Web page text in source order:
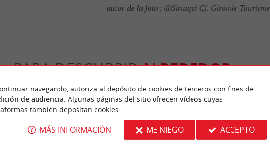
autor de la foto : @Sirtaqui Cf. Gironde Tourisme
PARA DESCUBRIRALREDEDOR
Alojamiento Salir a comer Degustación
navegando, autoriza al depósito de cookies de terceros con fines de
de audiencia . Algunas páginas del sitio ofrecen vídeoscuyas
también depositan cookies.
MÁS INFORMACIÓN ME NIEGO ACCEPTO